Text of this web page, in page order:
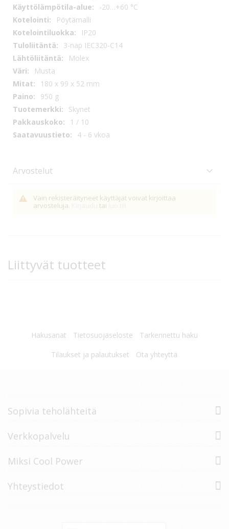
-20…+60 °C
Pöytämalli
IP20
3-nap IEC320-C14
Molex
Musta
180 x 99 x 52 mm
950 g
Skynet
1 / 10
4 - 6 vkoa
Arvostelut
Vain rekisteräityneet käyttäjät voivat kirjoittaa
arvosteluja.
tai
Liittyvät tuotteet
Hakusanat Tietosuojaseloste
Tarkennettu haku
Tilaukset ja palautukset
Ota yhteyttä
Sopivia teholähteitä
Verkkopalvelu
Miksi Cool Power
Yhteystiedot